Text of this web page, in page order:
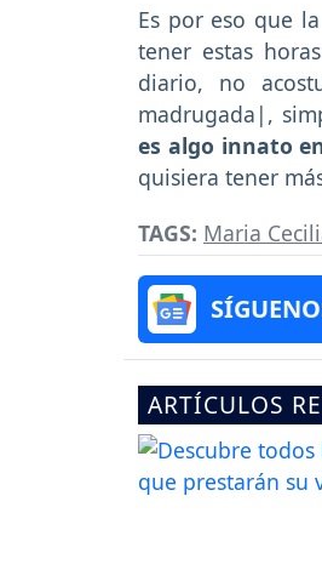
Es por eso que
tener estas
diario, no
madrugada|,
es algo innato
quisiera tener
TAGS: Maria
ARTÍCULOS